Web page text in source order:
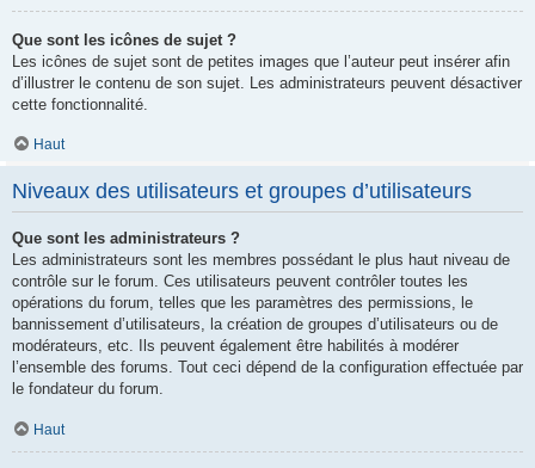
Que sont les icônes de sujet ?
Les icônes de sujet sont de petites images que l’auteur peut insérer afin
d’illustrer le contenu de son sujet. Les administrateurs peuvent désactiver
cette fonctionnalité.
Haut
Niveaux des utilisateurs et groupes d’utilisateurs
Que sont les administrateurs ?
Les administrateurs sont les membres possédant le plus haut niveau de
contrôle sur le forum. Ces utilisateurs peuvent contrôler toutes les
opérations du forum, telles que les paramètres des permissions, le
bannissement d’utilisateurs, la création de groupes d’utilisateurs ou de
modérateurs, etc. Ils peuvent également être habilités à modérer
l’ensemble des forums. Tout ceci dépend de la configuration effectuée par
le fondateur du forum.
Haut